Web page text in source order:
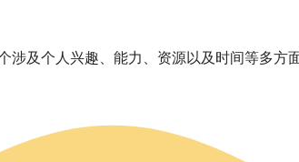
涉及个人兴趣、能力、资源以及时间等多方